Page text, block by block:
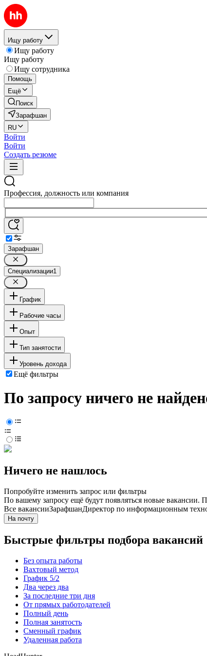
Ищу работу
Ищу работу
Ищу работу
Ищу сотрудника
Помощь
Ещё
Поиск
Зарафшан
RU
Войти
Войти
Создать резюме
Профессия, должность или компания
Зарафшан
Специализации1
График
Рабочие часы
Опыт
Тип занятости
Уровень дохода
Ещё фильтры
По запросу ничего не
Ничего не нашлось
Попробуйте изменить запрос или фильтры
По вашему запросу ещё будут появляться новые вакансии.
Все вакансииЗарафшанДиректор по информационным
На почту
Быстрые фильтры подбора вакансий
Без опыта работы
Вахтовый метод
График 5/2
Два через два
За последние три дня
От прямых работодателей
Полный день
Полная занятость
Сменный график
Удаленная работа